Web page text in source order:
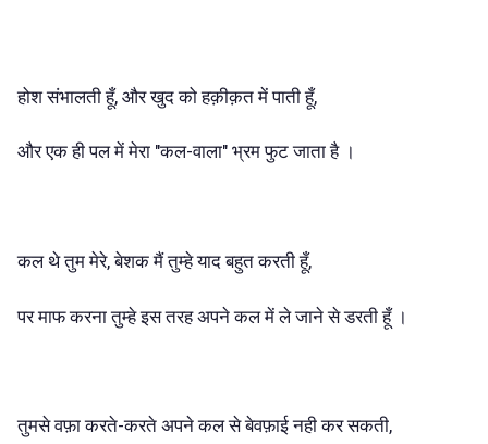
होश संभालती हूँ, और खुद को हक़ीक़त में पाती हूँ,
और एक ही पल में मेरा "कल-वाला" भ्रम फुट जाता है ।
कल थे तुम मेरे, बेशक मैं तुम्हे याद बहुत करती हूँ,
पर माफ करना तुम्हे इस तरह अपने कल में ले जाने से डरती हूँ ।
तुमसे वफ़ा करते-करते अपने कल से बेवफ़ाई नही कर सकती,